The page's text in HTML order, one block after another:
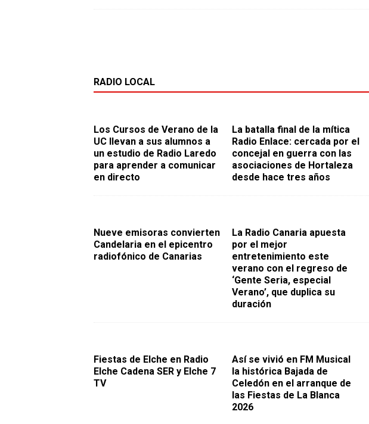
RADIO LOCAL
Los Cursos de Verano de la
UC llevan a sus alumnos a
un estudio de Radio Laredo
para aprender a comunicar
en directo
La batalla final de la mítica
Radio Enlace: cercada por el
concejal en guerra con las
asociaciones de Hortaleza
desde hace tres años
Nueve emisoras convierten
Candelaria en el epicentro
radiofónico de Canarias
La Radio Canaria apuesta
por el mejor
entretenimiento este
verano con el regreso de
‘Gente Seria, especial
Verano’, que duplica su
duración
Fiestas de Elche en Radio
Elche Cadena SER y Elche 7
TV
Así se vivió en FM Musical
la histórica Bajada de
Celedón en el arranque de
las Fiestas de La Blanca
2026